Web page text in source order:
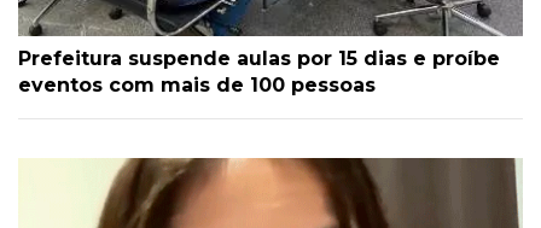
Prefeitura suspende aulas por 15 dias e proíbe
eventos com mais de 100 pessoas